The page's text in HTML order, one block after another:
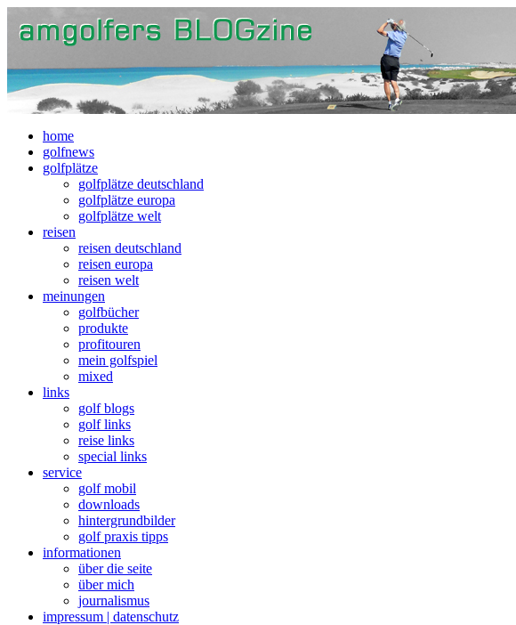
home
golfnews
golfplätze
golfplätze deutschland
golfplätze europa
golfplätze welt
reisen
reisen deutschland
reisen europa
reisen welt
meinungen
golfbücher
produkte
profitouren
mein golfspiel
mixed
links
golf blogs
golf links
reise links
special links
service
golf mobil
downloads
hintergrundbilder
golf praxis tipps
informationen
über die seite
über mich
journalismus
impressum | datenschutz